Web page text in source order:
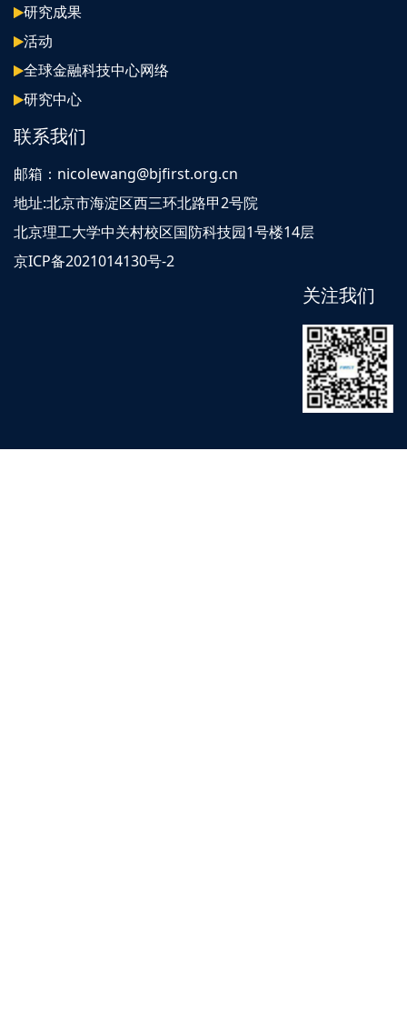
研究成果
活动
全球金融科技中心网络
研究中心
联系我们
邮箱：nicolewang@bjfirst.org.cn
地址:北京市海淀区西三环北路甲2号院
北京理工大学中关村校区国防科技园1号楼14层
京ICP备2021014130号-2
关注我们